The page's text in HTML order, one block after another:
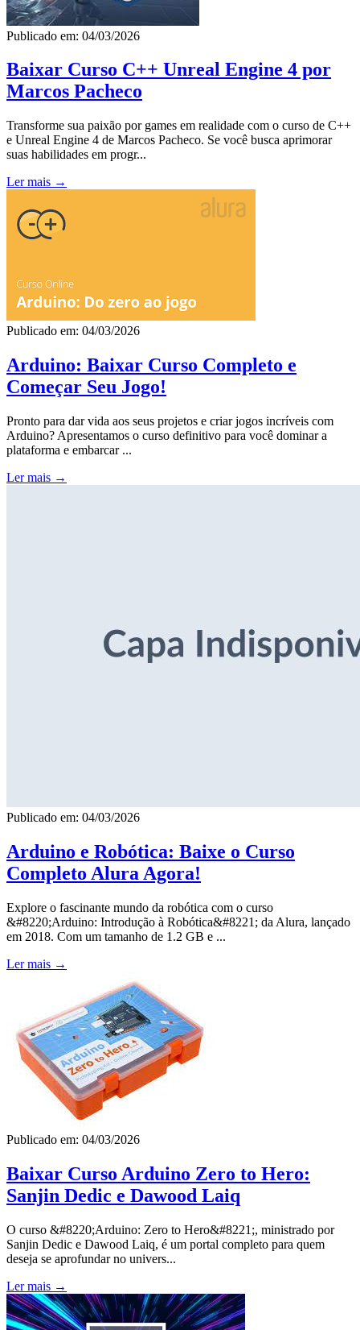
Publicado em: 04/03/2026
Baixar Curso C++ Unreal Engine 4 por
Marcos Pacheco
Transforme sua paixão por games em realidade com o curso de C++
e Unreal Engine 4 de Marcos Pacheco. Se você busca aprimorar
suas habilidades em progr...
Ler mais →
Publicado em: 04/03/2026
Arduino: Baixar Curso Completo e
Começar Seu Jogo!
Pronto para dar vida aos seus projetos e criar jogos incríveis com
Arduino? Apresentamos o curso definitivo para você dominar a
plataforma e embarcar ...
Ler mais →
Publicado em: 04/03/2026
Arduino e Robótica: Baixe o Curso
Completo Alura Agora!
Explore o fascinante mundo da robótica com o curso
&#8220;Arduino: Introdução à Robótica&#8221; da Alura, lançado
em 2018. Com um tamanho de 1.2 GB e ...
Ler mais →
Publicado em: 04/03/2026
Baixar Curso Arduino Zero to Hero:
Sanjin Dedic e Dawood Laiq
O curso &#8220;Arduino: Zero to Hero&#8221;, ministrado por
Sanjin Dedic e Dawood Laiq, é um portal completo para quem
deseja se aprofundar no univers...
Ler mais →